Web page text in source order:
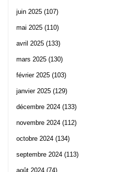
juin 2025 (107)
mai 2025 (110)
avril 2025 (133)
mars 2025 (130)
février 2025 (103)
janvier 2025 (129)
décembre 2024 (133)
novembre 2024 (112)
octobre 2024 (134)
septembre 2024 (113)
août 2024 (74)